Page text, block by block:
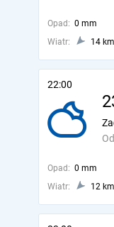
Opad: 0 mm
Wiatr:
14
22:00
Opad: 0 mm
Wiatr:
12